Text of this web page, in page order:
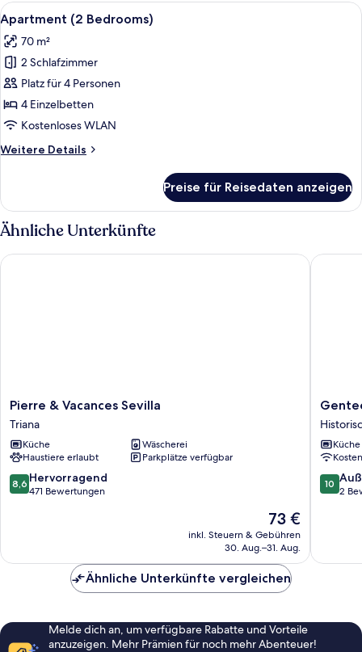
Alle
Fotos
für
Apartment
(2
Bedrooms)
anzeigen
Ein modernes Wohnzimmer mit
10
Apartment (2 Bedrooms)
70 m²
2 Schlafzimmer
Platz für 4 Personen
4 Einzelbetten
Kostenloses WLAN
Weitere Details
Weitere
(2
Bedrooms)
Preise für Reisedaten anzeigen
Ähnliche Unterkünfte
Pierre
&
Vacances
Sevilla
Triana
Pierre & Vacances Sevilla
Triana
Küche
Wäscherei
Haustiere erlaubt
Parkplätze verfügbar
8.6
von
8,6 Hervorragend
471 Bewertungen
Der
Preis
beträgt
73 €
inkl. Steuern & Gebühren
30. Aug.–31. Aug.
Pierre & Vacances Sevilla
Genteel
Home
Feria
Küche
10.0
von
10
2
Genteel
Ähnliche Unterkünfte vergleichen
Melde dich an, um verfügbare Rabatte und Vorteile
anzuzeigen. Mehr Prämien für noch mehr Abenteuer!